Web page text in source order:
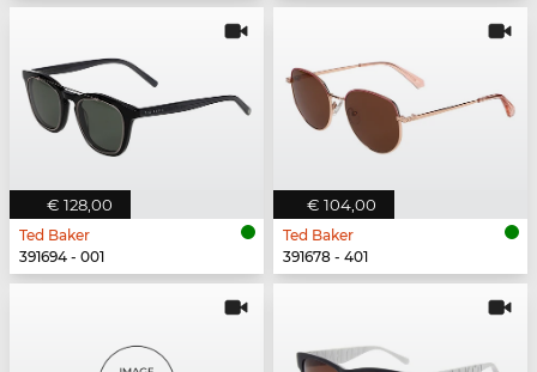
€ 128,00
Ted Baker
391694 - 001
€ 104,00
Ted Baker
391678 - 401